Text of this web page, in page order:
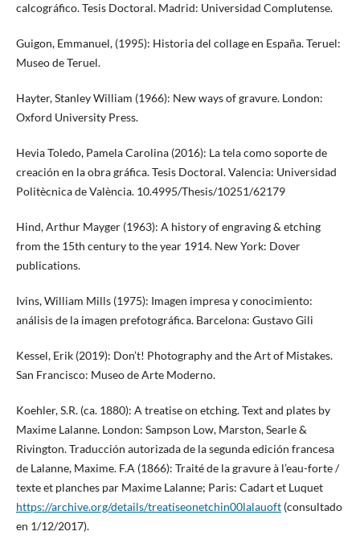
calcográfico. Tesis Doctoral. Madrid: Universidad Complutense.
Guigon, Emmanuel, (1995): Historia del collage en España. Teruel:
Museo de Teruel.
Hayter, Stanley William (1966): New ways of gravure. London:
Oxford University Press.
Hevia Toledo, Pamela Carolina (2016): La tela como soporte de
creación en la obra gráfica. Tesis Doctoral. Valencia: Universidad
Politècnica de València. 10.4995/Thesis/10251/62179
Hind, Arthur Mayger (1963): A history of engraving & etching
from the 15th century to the year 1914. New York: Dover
publications.
Ivins, William Mills (1975): Imagen impresa y conocimiento:
análisis de la imagen prefotográfica. Barcelona: Gustavo Gili
Kessel, Erik (2019): Don’t! Photography and the Art of Mistakes.
San Francisco: Museo de Arte Moderno.
Koehler, S.R. (ca. 1880): A treatise on etching. Text and plates by
Maxime Lalanne. London: Sampson Low, Marston, Searle &
Rivington. Traducción autorizada de la segunda edición francesa
de Lalanne, Maxime. F.A (1866): Traité de la gravure à l’eau-forte /
texte et planches par Maxime Lalanne; Paris: Cadart et Luquet
https://archive.org/details/treatiseonetchin00lalauoft(consultado
en 1/12/2017).